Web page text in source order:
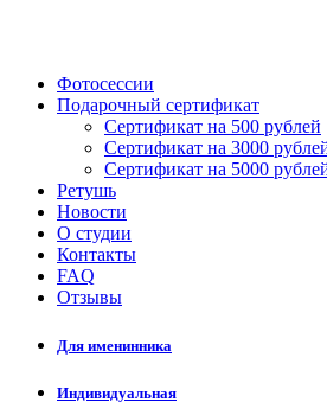
Фотосессии
Подарочный сертификат
Сертификат на 500 рублей
Сертификат на 3000
Сертификат на 5000
Ретушь
Новости
О студии
Контакты
FAQ
Отзывы
Для именинника
Индивидуальная